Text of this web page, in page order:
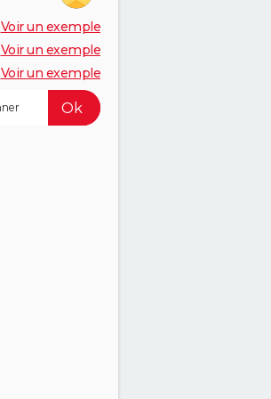
Voir un exemple
Voir un exemple
Voir un exemple